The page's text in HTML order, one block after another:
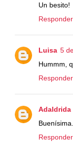
Un besito!
Responder
Luisa 5
Hummm,
Responder
Adaldrida
Buenísima...
Responder